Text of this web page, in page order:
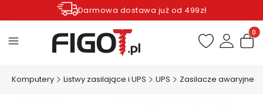
Darmowa dostawa już od 499zł
Zamów do godziny 12.00 wysyłka dziś*
Komputery Listwy zasilające i UPS UPS Zasilacze awaryjne